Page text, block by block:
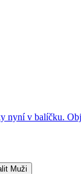
nyní v balíčku.
Muži